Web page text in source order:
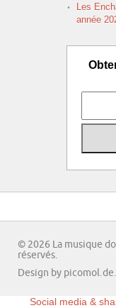
Les
année
© 2026 La musique
réservés.
Design by
Social media &